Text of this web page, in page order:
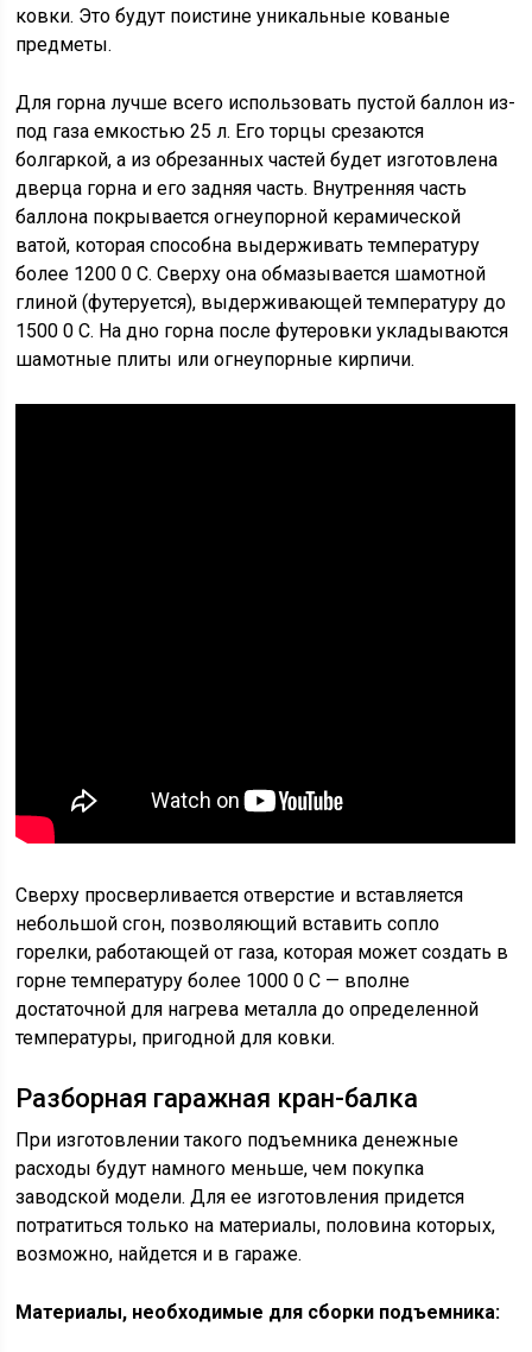
ковки. Это будут поистине уникальные кованые
предметы.
Для горна лучше всего использовать пустой баллон из-
под газа емкостью 25 л. Его торцы срезаются
болгаркой, а из обрезанных частей будет изготовлена
дверца горна и его задняя часть. Внутренняя часть
баллона покрывается огнеупорной керамической
ватой, которая способна выдерживать температуру
более 1200 0 C. Сверху она обмазывается шамотной
глиной (футеруется), выдерживающей температуру до
1500 0 C. На дно горна после футеровки укладываются
шамотные плиты или огнеупорные кирпичи.
Сверху просверливается отверстие и вставляется
небольшой сгон, позволяющий вставить сопло
горелки, работающей от газа, которая может создать в
горне температуру более 1000 0 C — вполне
достаточной для нагрева металла до определенной
температуры, пригодной для ковки.
Разборная гаражная кран-балка
При изготовлении такого подъемника денежные
расходы будут намного меньше, чем покупка
заводской модели. Для ее изготовления придется
потратиться только на материалы, половина которых,
возможно, найдется и в гараже.
Материалы, необходимые для сборки подъемника: